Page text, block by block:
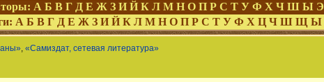
А Б В Г Д Е Ж З И Й К Л М Н О П Р С Т У Ф Х Ч Ш Ы Э
А Б В Г Д Е Ж З И Й К Л М Н О П Р С Т У Ф Х Ц Ч Ш Щ Ы
, «Самиздат, сетевая литература»